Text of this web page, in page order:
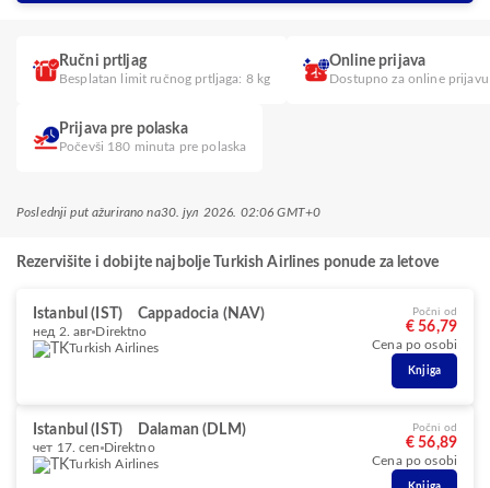
Ručni prtljag
Besplatan limit ručnog prtljaga: 8 kg
Online prijava
Dostupno za online prijavu
Prijava pre polaska
Počevši 180 minuta pre polaska
Poslednji put ažurirano na30. јул 2026. 02:06 GMT+0
Rezervišite i dobijte najbolje Turkish Airlines ponude za letove
Istanbul (IST) Cappadocia (NAV)
нед 2. авг Direktno
Turkish Airlines
Počni od
€ 56,79
Cena po osobi
Knjiga
Istanbul (IST) Dalaman (DLM)
чет 17. сеп Direktno
Turkish Airlines
Počni od
€ 56,89
Cena po osobi